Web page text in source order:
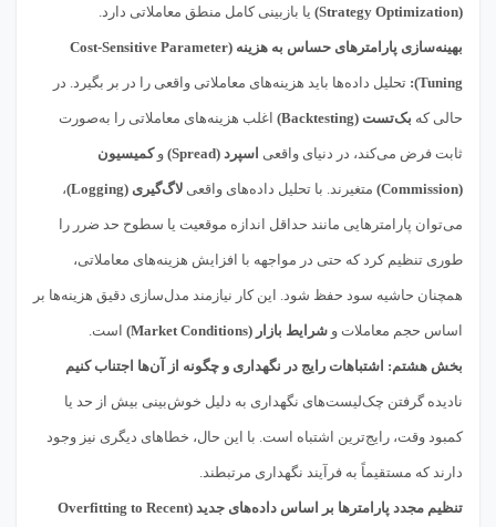
(Strategy Optimization) یا بازبینی کامل منطق معاملاتی دارد.
بهینه‌سازی پارامترهای حساس به هزینه (Cost-Sensitive Parameter
Tuning): تحلیل داده‌ها باید هزینه‌های معاملاتی واقعی را در بر بگیرد. در
حالی که بک‌تست (Backtesting) اغلب هزینه‌های معاملاتی را به‌صورت
ثابت فرض می‌کند، در دنیای واقعی اسپرد (Spread) وکمیسیون
(Commission) متغیرند. با تحلیل داده‌های واقعی لاگ‌گیری (Logging) ،
می‌توان پارامترهایی مانند حداقل اندازه موقعیت یا سطوح حد ضرر را
طوری تنظیم کرد که حتی در مواجهه با افزایش هزینه‌های معاملاتی،
همچنان حاشیه سود حفظ شود. این کار نیازمند مدل‌سازی دقیق هزینه‌ها بر
اساس حجم معاملات و شرایط بازار (Market Conditions) است.
بخش هشتم: اشتباهات رایج در نگهداری و چگونه از آن‌ها اجتناب کنیم
نادیده گرفتن چک‌لیست‌های نگهداری به دلیل خوش‌بینی بیش از حد یا
کمبود وقت، رایج‌ترین اشتباه است. با این حال، خطاهای دیگری نیز وجود
دارند که مستقیماً به فرآیند نگهداری مرتبطند.
تنظیم مجدد پارامترها بر اساس داده‌های جدید (Overfitting to Recent